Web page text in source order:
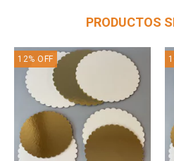
PRODUCTOS
12% OFF